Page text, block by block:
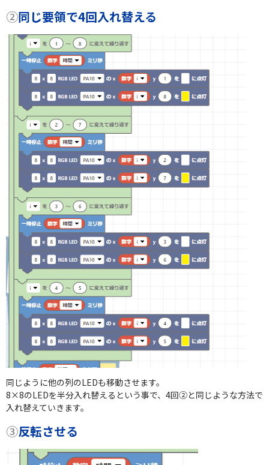
②同じ要領で4回入れ替える
同じように他の列のLEDも移動させます。
8×8のLEDを半分入れ替えるという事で、4回②と同じような方法で
入れ替えていきます。
③反転させる